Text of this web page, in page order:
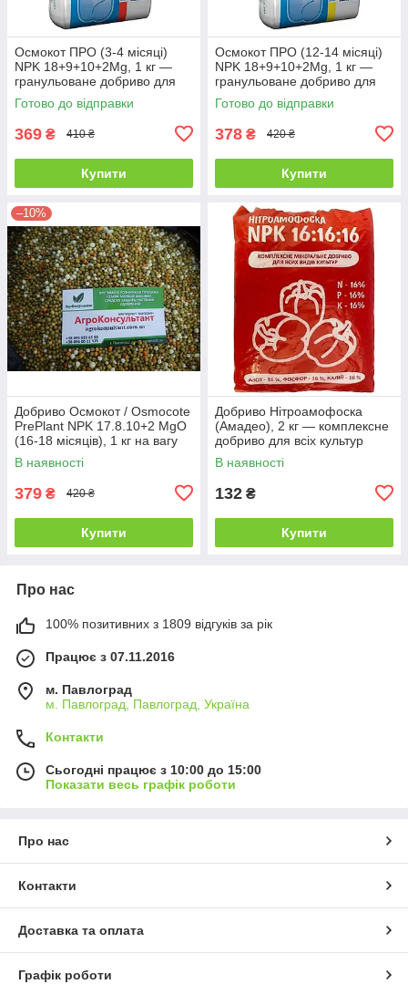
Осмокот ПРО (3-4 місяці)
NPK 18+9+10+2Mg, 1 кг —
гранульоване добриво для
всього періоду росту
Готово до відправки
369 ₴ 410 ₴
Купити
Осмокот ПРО (12-14 місяці)
NPK 18+9+10+2Mg, 1 кг —
гранульоване добриво для
всього періоду росту
пролонгованої дії
Готово до відправки
378 ₴ 420 ₴
Купити
–10%
Добриво Осмокот / Osmocote
PrePlant NPK 17.8.10+2 MgO
(16-18 місяців), 1 кг на вагу
В наявності
379 ₴ 420 ₴
Купити
Добриво Нітроамофоска
(Амадео), 2 кг — комплексне
добриво для всіх культур
В наявності
132 ₴
Купити
Про нас
100% позитивних з 1809 відгуків за рік
Працює з 07.11.2016
м. Павлоград
м. Павлоград, Павлоград, Україна
Контакти
Сьогодні працює з 10:00 до 15:00
Показати весь графік роботи
Про нас
Контакти
Доставка та оплата
Графік роботи